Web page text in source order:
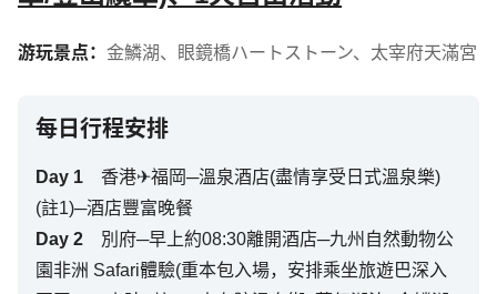
游玩景点： 金鱗湖、 眼鏡橋ハートストーン、 太宰府天滿宮
每日行程安排
Day 1
香港✈福岡─溫泉酒店(盡情享受日式溫泉樂)
(註1)─酒店豐富晚餐
Day 2
別府─早上約08:30離開酒店─九州自然動物公
園非洲 Safari體驗(重本包入場，安排乘坐旅遊巴深入